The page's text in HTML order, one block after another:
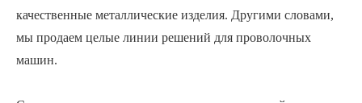
качественные металлические изделия. Другими словами,
мы продаем целые линии решений для проволочных
машин.